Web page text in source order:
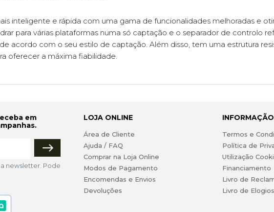
inteligente e rápida com uma gama de funcionalidades melhoradas e
para várias plataformas numa só captação e o separador de controlo
acordo com o seu estilo de captação. Além disso, tem uma estrutura
oferecer a máxima fiabilidade.
em
newsletter. Pode
LOJA ONLINE
Área de Cliente
Ajuda / FAQ
Comprar na Loja Online
Modos de Pagamento
Encomendas e Envios
Devoluções
Termos e
Política de
Utilização
Financiamento
Livro de
Livro de Elogios